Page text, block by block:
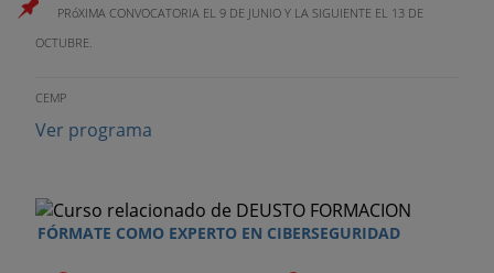
PRóXIMA CONVOCATORIA EL 9 DE JUNIO Y LA SIGUIENTE EL 13 DE
OCTUBRE.
CEMP
Ver programa
FÓRMATE COMO EXPERTO EN CIBERSEGURIDAD